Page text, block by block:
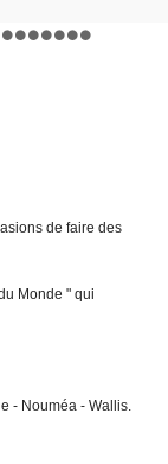
de faire des
Monde " qui
- Nouméa - Wallis.